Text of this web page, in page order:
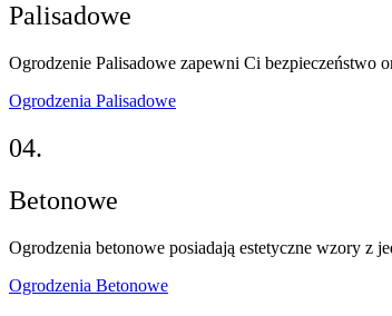
Palisadowe
Ogrodzenie Palisadowe zapewni Ci bezpieczeństwo
Ogrodzenia Palisadowe
04.
Betonowe
Ogrodzenia betonowe posiadają estetyczne wzory z
Ogrodzenia Betonowe